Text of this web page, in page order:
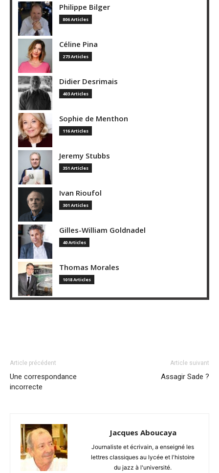
Philippe Bilger
806 Articles
Céline Pina
273 Articles
Didier Desrimais
403 Articles
Sophie de Menthon
116 Articles
Jeremy Stubbs
351 Articles
Ivan Rioufol
301 Articles
Gilles-William Goldnadel
40 Articles
Thomas Morales
1018 Articles
Article précédent
Une correspondance
incorrecte
Article suivant
Assagir Sade ?
Jacques Aboucaya
Journaliste et écrivain, a enseigné les
lettres classiques au lycée et l'histoire
du jazz à l'université.